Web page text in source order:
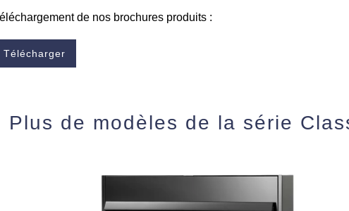
de nos brochures produits :
Télécharger
Plus de modèles de la série